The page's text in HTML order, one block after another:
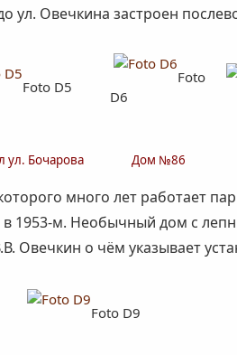
ул. Овечкина застроен
Foto D5
Foto
D6
ул. Бочарова Дом №86
много лет работает
в 1953-м. Необычный дом с
Овечкин о чём указывает
Foto D9